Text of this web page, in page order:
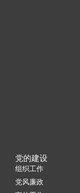
党的建设
组织工作
党风廉政